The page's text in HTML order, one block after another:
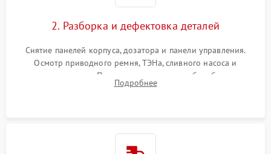
2. Разборка и дефектовка деталей
Снятие панелей корпуса, дозатора и панели управления.
Осмотр приводного ремня, ТЭНа, сливного насоса и
амортизаторов. Проверка подшипников барабана и
крестовины на износ, а манжеты люка на разрывы.
Подробнее